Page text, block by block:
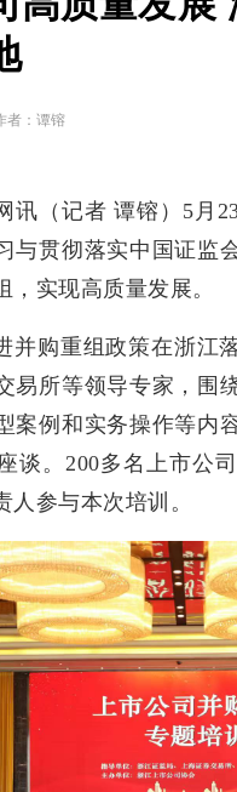
者：谭镕
讯（记者 谭镕）5月
与贯彻落实中国证监
实现高质量发展。
并购重组政策在浙江
易所等领导专家，围
案例和实务操作等内
谈。200多名上市公
参与本次培训。